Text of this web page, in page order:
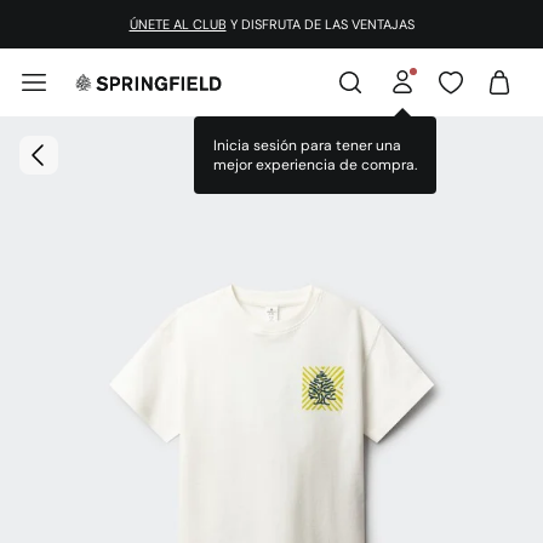
ÚNETE AL CLUB Y DISFRUTA DE LAS VENTAJAS
Inicia sesión para tener una
mejor experiencia de compra.